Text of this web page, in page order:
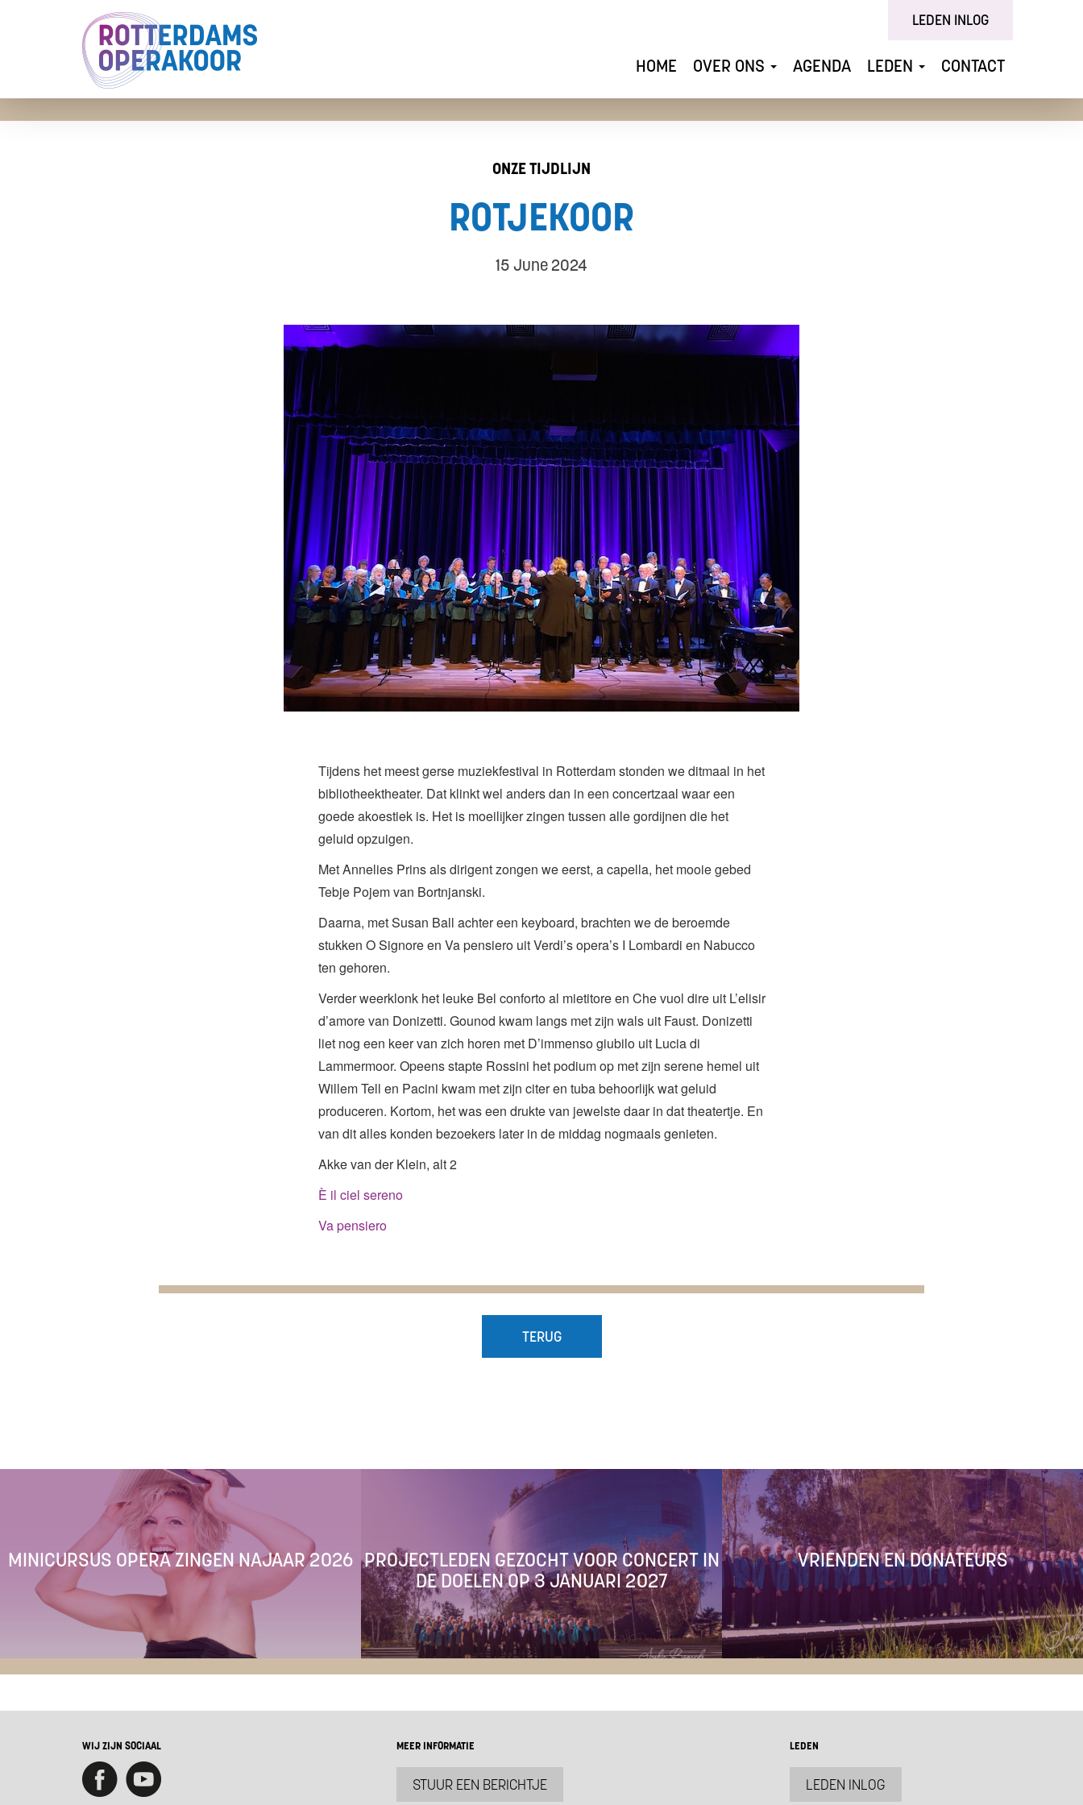
LEDEN INLOG
HOME OVER ONS AGENDA LEDEN CONTACT
ONZE TIJDLIJN
ROTJEKOOR
15 June 2024
Tijdens het meest gerse muziekfestival in Rotterdam stonden we ditmaal in het
bibliotheektheater. Dat klinkt wel anders dan in een concertzaal waar een
goede akoestiek is. Het is moeilijker zingen tussen alle gordijnen die het
geluid opzuigen.
Met Annelies Prins als dirigent zongen we eerst, a capella, het mooie gebed
Tebje Pojem van Bortnjanski.
Daarna, met Susan Ball achter een keyboard, brachten we de beroemde
stukken O Signore en Va pensiero uit Verdi’s opera’s I Lombardi en Nabucco
ten gehoren.
Verder weerklonk het leuke Bel conforto al mietitore en Che vuol dire uit L’elisir
d’amore van Donizetti. Gounod kwam langs met zijn wals uit Faust. Donizetti
liet nog een keer van zich horen met D’immenso giubilo uit Lucia di
Lammermoor. Opeens stapte Rossini het podium op met zijn serene hemel uit
Willem Tell en Pacini kwam met zijn citer en tuba behoorlijk wat geluid
produceren. Kortom, het was een drukte van jewelste daar in dat theatertje. En
van dit alles konden bezoekers later in de middag nogmaals genieten.
Akke van der Klein, alt 2
È il ciel sereno
Va pensiero
TERUG
MINICURSUS OPERA ZINGEN NAJAAR 2026 PROJECTLEDEN GEZOCHT VOOR CONCERT IN
DE DOELEN OP 3 JANUARI 2027
VRIENDEN EN DONATEURS
WIJ ZIJN SOCIAAL MEER INFORMATIE
STUUR EEN BERICHTJE
LEDEN
LEDEN INLOG